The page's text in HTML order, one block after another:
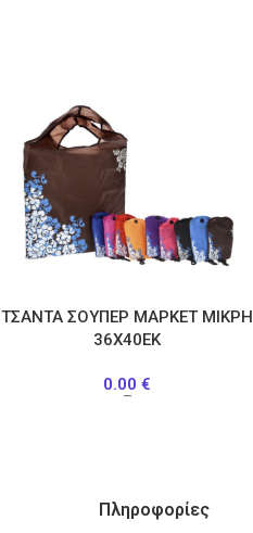
ΤΣΑΝΤΑ ΣΟΥΠΕΡ ΜΑΡΚΕΤ ΜΙΚΡΗ
36Χ40ΕΚ
0.00€
–
Πληροφορίες